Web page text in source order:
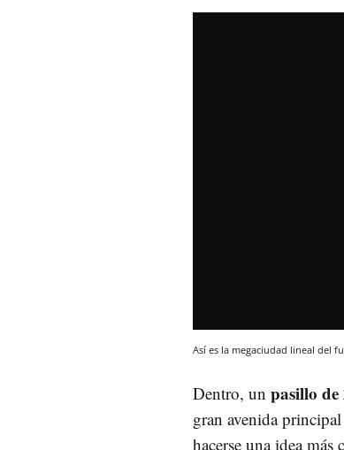
Así es la megaciudad lineal del
Dentro, un pasillo de
gran avenida
hacerse una idea